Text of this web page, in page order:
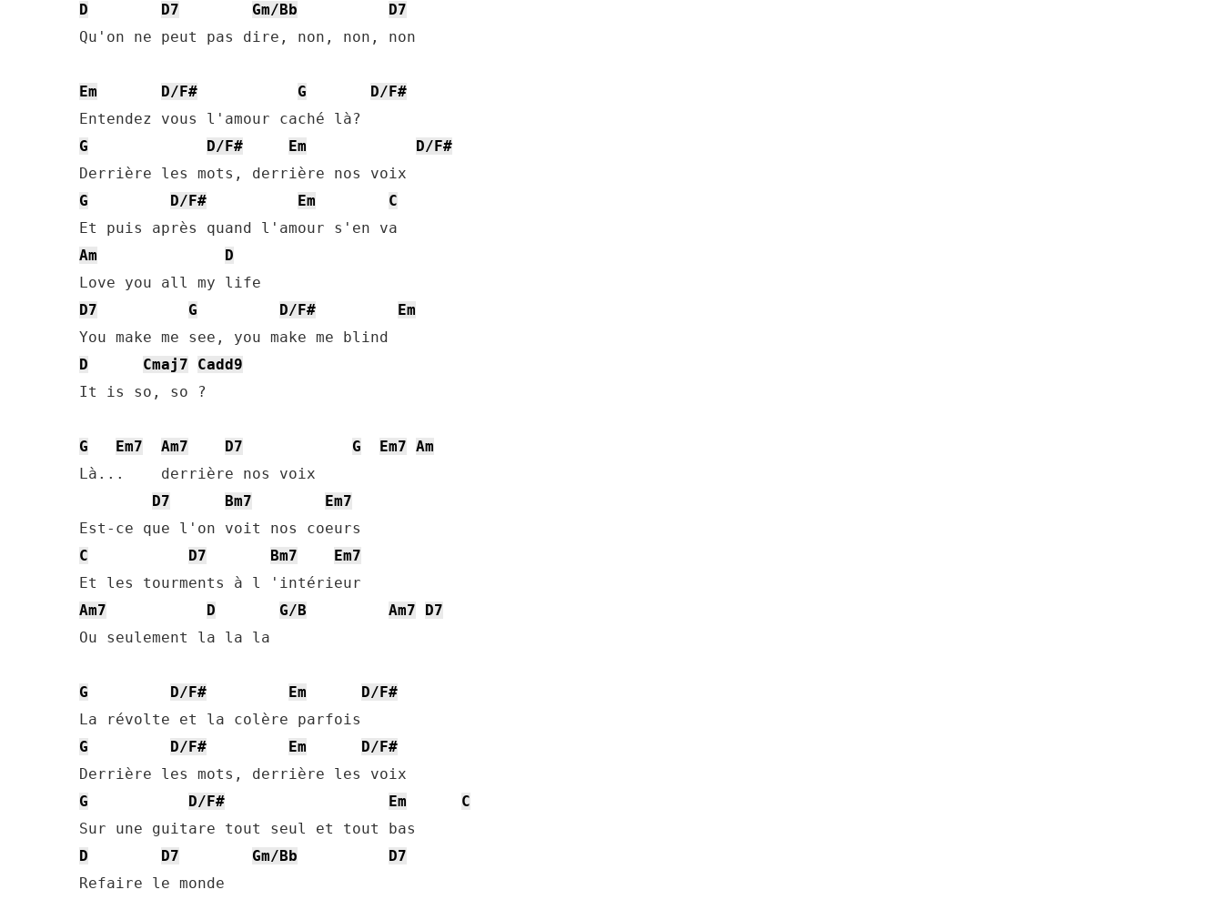
D
D7 Gm/Bb
D7
Qu'on ne peut pas dire, non, non, non
Em D/F# G
D/F#
G
D/F# Em
D/F#
G
D/F# Em
C
Am
D
D7
G D/F#
Em
D
Cmaj7
Cadd9
It is so, so ?
G Em7 Am7 D7 G Em7 Am
Là...    derrière nos voix
D7
Bm7
Em7
C
D7 Bm7
Em7
Am7
D G/B Am7
D7
Ou seulement la la la
G D/F# Em
D/F#
G
D/F# Em
D/F#
G
D/F# Em
C
D
D7 Gm/Bb
D7
Refaire le monde